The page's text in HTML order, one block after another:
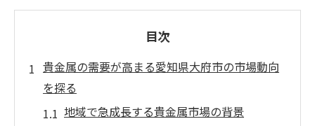
目次
貴金属の需要が高まる愛知県大府市の市場動向
を探る
地域で急成長する貴金属市場の背景